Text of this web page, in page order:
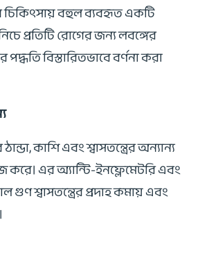
চিকিৎসায় বহুল ব্যবহৃত একটি
প্রতিটি রোগের জন্য লবঙ্গের
বিস্তারিতভাবে বর্ণনা করা
কাশি এবং শ্বাসতন্ত্রের অন্যান্য
করে। এর অ্যান্টি-ইনফ্লেমেটরি এবং
গুণ শ্বাসতন্ত্রের প্রদাহ কমায় এবং